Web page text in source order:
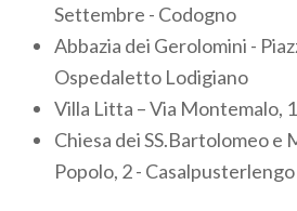
Settembre - Codogno
Abbazia dei Gerolomini -
Ospedaletto Lodigiano
Villa Litta – Via Montemalo,
Chiesa dei SS.Bartolomeo e
Popolo, 2 - Casalpusterlengo